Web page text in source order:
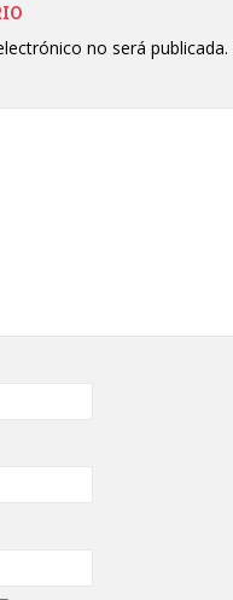
no será publicada.